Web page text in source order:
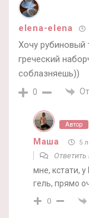
elena-elena
Хочу
греческий
соблазняешь))
0
Автор
Маша 5
Ответить
мне, кстати,
гель, прямо
0